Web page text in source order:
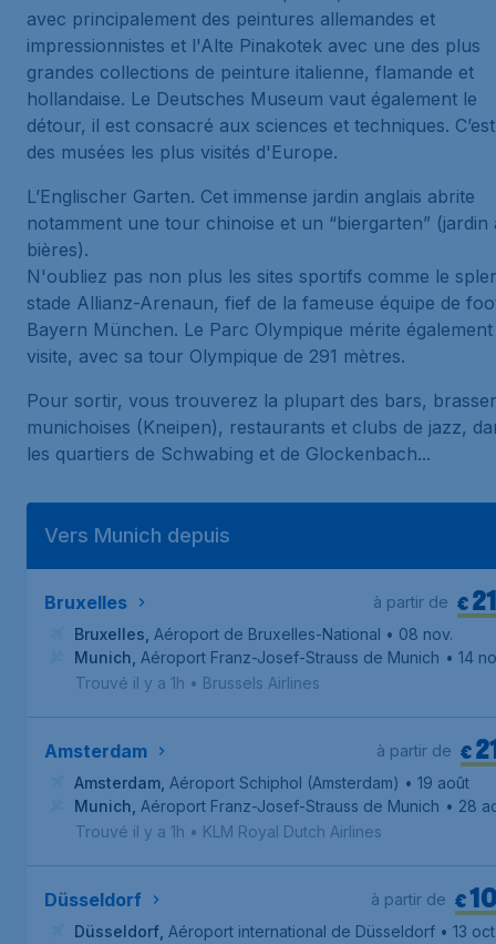
avec principalement des peintures allemandes et
impressionnistes et l'Alte Pinakotek avec une des plus
grandes collections de peinture italienne, flamande et
hollandaise. Le Deutsches Museum vaut également le
détour, il est consacré aux sciences et techniques.
des musées les plus visités d'Europe.
L’Englischer Garten. Cet immense jardin anglais abrite
notamment une tour chinoise et un “biergarten” (jardin
bières).
N'oubliez pas non plus les sites sportifs comme le
stade Allianz-Arenaun, fief de la fameuse équipe de
Bayern München. Le Parc Olympique mérite
visite, avec sa tour Olympique de 291 mètres.
Pour sortir, vous trouverez la plupart des bars,
munichoises (Kneipen), restaurants et clubs de jazz,
les quartiers de Schwabing et de Glockenbach...
Vers Munich depuis
Bruxelles €
à partir de
Bruxelles Aéroport de Bruxelles-National • 08 nov.
Munich Aéroport Franz-Josef-Strauss de Munich • 14
Trouvé il y a 1h • Brussels Airlines
Amsterdam €
à partir de
Amsterdam Aéroport Schiphol (Amsterdam) • 19 août
Munich Aéroport Franz-Josef-Strauss de Munich • 28
Trouvé il y a 1h • KLM Royal Dutch Airlines
Düsseldorf €
à partir de
Düsseldorf Aéroport international de Düsseldorf • 13